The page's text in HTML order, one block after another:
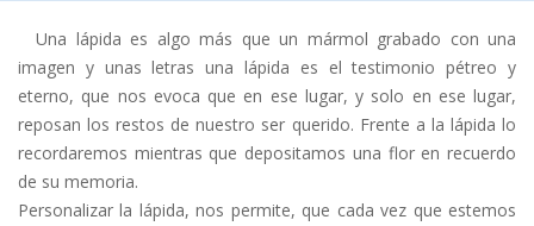
Una lápida es algo más que un mármol grabado con una
imagen y unas letras una lápida es el testimonio pétreo y
eterno, que nos evoca que en ese lugar, y solo en ese lugar,
reposan los restos de nuestro ser querido. Frente a la lápida lo
recordaremos mientras que depositamos una flor en recuerdo
de su memoria.
Personalizar la lápida, nos permite, que cada vez que estemos